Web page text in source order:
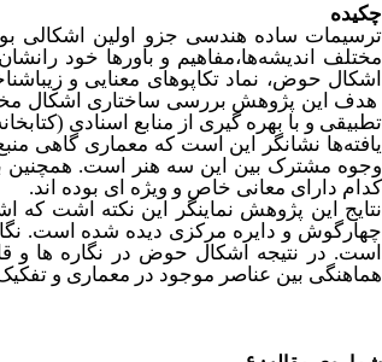
چکیده
ترسیمات ساده هندسی جزو اولین اشکالی
مختلف اندیشه‌ها،مفاهیم و باورها خود
اشکال حوض، نماد تکاپوهای معنایی و
هدف این پژوهش بررسی ساختاری اشکال
تطبیقی و با بهره گیری از منابع اسنادی
یافتهها نشانگر این است که معماری گاهی
وجوه مشترک بین این سه هنر است. همچنین
کدام دارای معانی خاص و ویژه ای بوده اند.
نتایج این پژوهش نماینگر این نکته اشت
چهارگوش و دایره مرکزی دیده شده است.
است. در نتیجه اشکال حوض در نگاره ها و
هماهنگی بین عناصر موجود در معماری و تفکیک